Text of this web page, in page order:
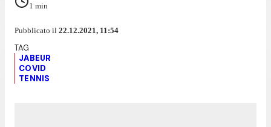
1 min
Pubblicato il 22.12.2021, 11:54
JABEUR
COVID
TENNIS